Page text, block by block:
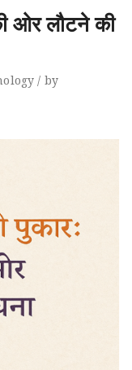
ओर लौटने की
/ by